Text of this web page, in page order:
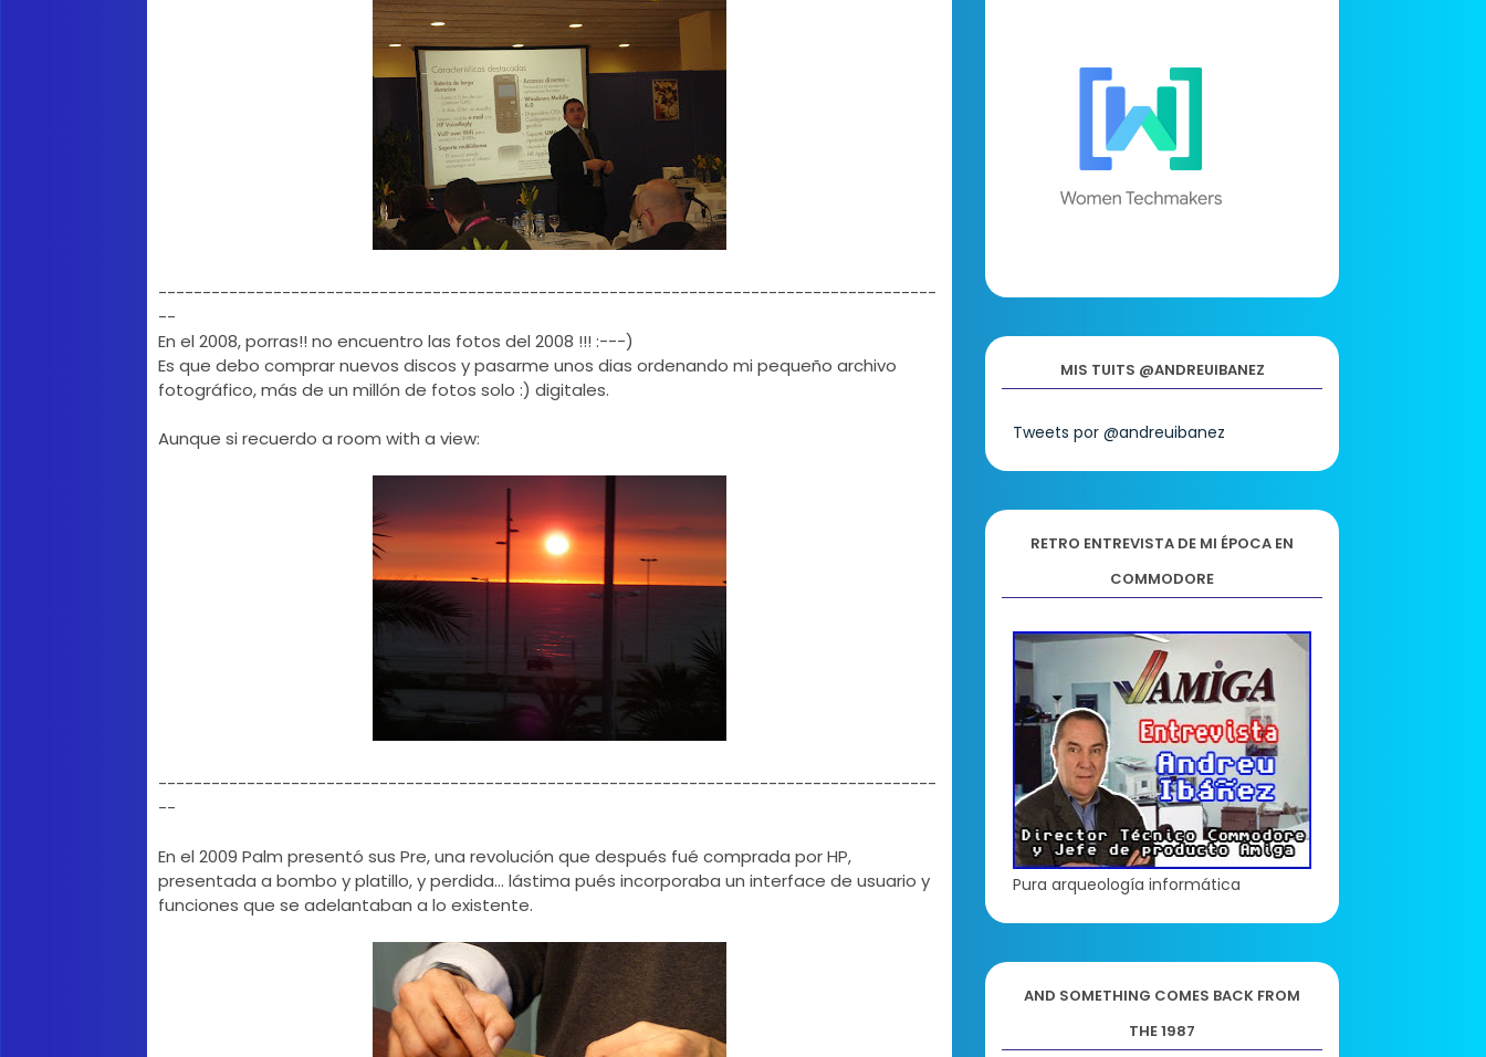
----------------------------------------------------------------------------------------
--
En el 2008, porras!! no encuentro las fotos del 2008 !!! :---)
Es que debo comprar nuevos discos y pasarme unos dias ordenando mi pequeño archivo
fotográfico, más de un millón de fotos solo :) digitales.
Aunque si recuerdo a room with a view:
----------------------------------------------------------------------------------------
--
En el 2009 Palm presentó sus Pre, una revolución que después fué comprada por HP,
presentada a bombo y platillo, y perdida... lástima pués incorporaba un interface de usuario y
funciones que se adelantaban a lo existente.
MIS TUITS @ANDREUIBANEZ
Tweets por @andreuibanez
RETRO ENTREVISTA DE MI ÉPOCA EN
COMMODORE
Pura arqueología informática
AND SOMETHING COMES BACK FROM
THE 1987